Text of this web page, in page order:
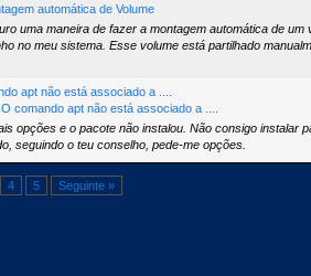
automática de Volume
uma maneira de fazer a montagem automática de um
no meu sistema. Esse volume está partilhado
apt não está associado a ....
comando apt não está associado a ....
opções e o pacote não instalou. Não consigo instalar
seguindo o teu conselho, pede-me opções.
4 5 Seguinte »